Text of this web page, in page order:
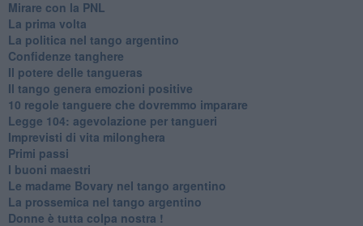
Mirare con la PNL
La prima volta
La politica nel tango argentino
Confidenze tanghere
Il potere delle tangueras
Il tango genera emozioni positive
10 regole tanguere che dovremmo imparare
Legge 104: agevolazione per tangueri
Imprevisti di vita milonghera
Primi passi
I buoni maestri
Le madame Bovary nel tango argentino
La prossemica nel tango argentino
Donne è tutta colpa nostra !